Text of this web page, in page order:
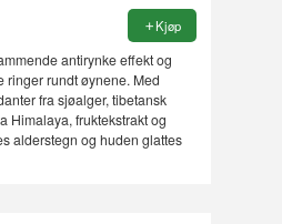
Kjøp
antirynke effekt og
ringer rundt øynene. Med
fra sjøalger, tibetansk
fruktekstrakt og
alderstegn og huden glattes